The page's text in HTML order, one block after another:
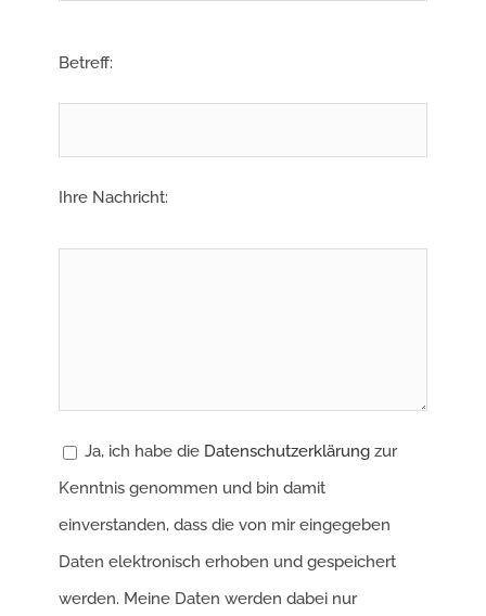
Betreff:
Ihre Nachricht:
Ja, ich habe die Datenschutzerklärungzur
Kenntnis genommen und bin damit
einverstanden, dass die von mir eingegeben
Daten elektronisch erhoben und gespeichert
werden. Meine Daten werden dabei nur